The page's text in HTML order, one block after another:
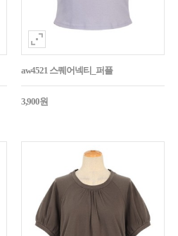
aw4521 스퀘어넥티_퍼플
3,900원